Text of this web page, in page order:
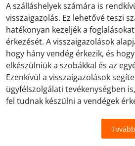
A szálláshelyek számára is
visszaigazolás. Ez lehetővé teszi
hatékonyan kezeljék a
érkezését. A visszaigazolások
hogy hány vendég érkezik, és
elkészülniük a szobákkal és az
Ezenkívül a visszaigazolások
ügyfélszolgálati tevékenységben
fel tudnak készülni a vendégek